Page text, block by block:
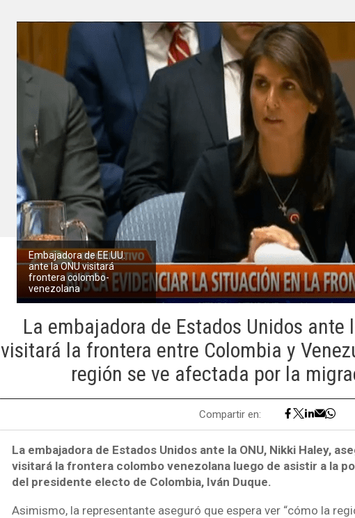
Embajadora de EE.UU.
ante la ONU visitará
frontera colombo-
venezolana
La embajadora de Estados Unidos ante
visitará la frontera entre Colombia y
región se ve afectada por la
Compartir en:
La embajadora de Estados Unidos ante la ONU, Nikki Haley,
visitará la frontera colombo venezolana luego de asistir a la
del presidente electo de Colombia, Iván Duque.
Asimismo, la representante aseguró que espera ver “cómo la